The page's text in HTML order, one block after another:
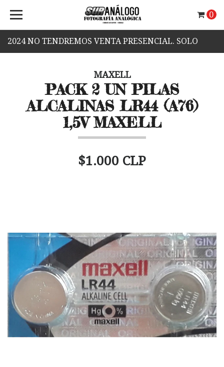
2024 NO TENDREMOS VENTA PRESENCIAL. SOLO
0
MAXELL
PACK 2 UN PILAS
ALCALINAS LR44 (A76)
1,5V MAXELL
$1.000 CLP